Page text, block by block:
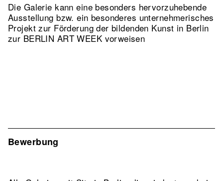
Die Galerie kann eine besonders hervorzuhebende
Ausstellung bzw. ein besonderes unternehmerisches
Projekt zur Förderung der bildenden Kunst in Berlin
zur BERLIN ART WEEK vorweisen
Bewerbung